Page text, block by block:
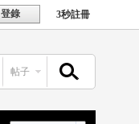
登錄 3秒註冊
帖子